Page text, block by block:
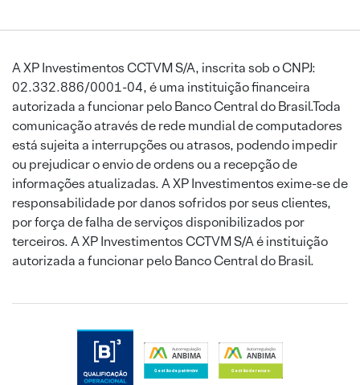
A XP Investimentos CCTVM S/A, inscrita sob o CNPJ:
02.332.886/0001-04, é uma instituição financeira
autorizada a funcionar pelo Banco Central do Brasil.Toda
comunicação através de rede mundial de computadores
está sujeita a interrupções ou atrasos, podendo impedir
ou prejudicar o envio de ordens ou a recepção de
informações atualizadas. A XP Investimentos exime-se de
responsabilidade por danos sofridos por seus clientes,
por força de falha de serviços disponibilizados por
terceiros. A XP Investimentos CCTVM S/A é instituição
autorizada a funcionar pelo Banco Central do Brasil.